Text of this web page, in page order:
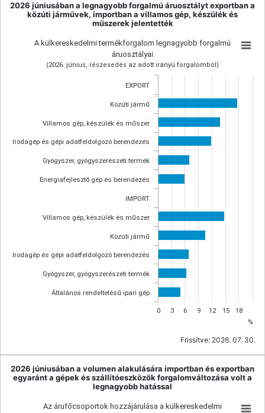
2026 júniusában a legnagyobb forgalmú áruosztályt exportban a
közúti járművek, importban a villamos gép, készülék és
műszerek jelentették
%
A külkereskedelmi termékforgalom legnagyobb forgalmú
áruosztályai
(2026. június, részesedés az adott irányú forgalomból)
Általános rendeltetésű ipari gép
Gyógyszer, gyógyszerészeti termék
Irodagép és gépi adatfeldolgozó berendezés
Közúti jármű
Villamos gép, készülék és műszer
IMPORT
Energiafejlesztő gép és berendezés
Gyógyszer, gyógyszerészeti termék
Irodagép és gépi adatfeldolgozó berendezés
Villamos gép, készülék és műszer
Közúti jármű
EXPORT
0 3 6 9 12 15 18
Frissítve: 2026. 07. 30.
2026 júniusában a volumen alakulására importban és exportban
egyaránt a gépek és szállítóeszközök forgalomváltozása volt a
legnagyobb hatással
Az árufőcsoportok hozzájárulása a külkereskedelmi